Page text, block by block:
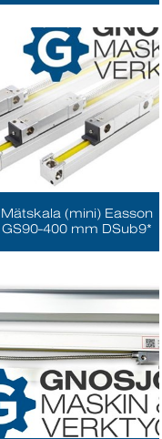
Mätskala (mini) Easson
GS90-400 mm DSub9*